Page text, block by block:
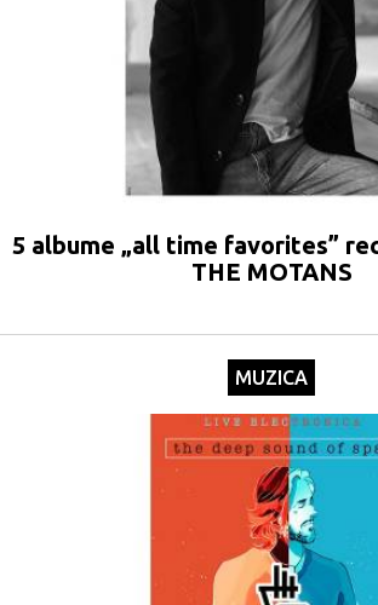
5 albume „all time favorites”
THE MOTANS
MUZICA